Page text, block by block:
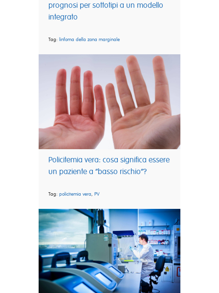
prognosi per sottotipi a un modello
integrato
Tag: linfoma della zona marginale
Policitemia vera: cosa significa essere
un paziente a “basso rischio”?
Tag: policitemia vera, PV